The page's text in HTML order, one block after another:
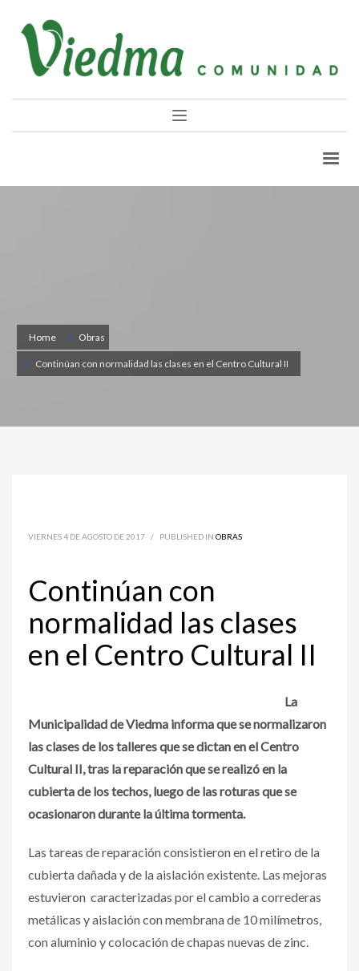
Home Obras
Continúan con normalidad las clases en el Centro Cultural II
VIERNES 4 DE AGOSTO DE 2017 / PUBLISHED IN OBRAS
Continúan con
normalidad las clases
en el Centro Cultural II
La
Municipalidad de Viedma informa que se normalizaron
las clases de los talleres que se dictan en el Centro
Cultural II, tras la reparación que se realizó en la
cubierta de los techos, luego de las roturas que se
ocasionaron durante la última tormenta.
Las tareas de reparación consistieron en el retiro de la
cubierta dañada y de la aislación existente. Las mejoras
estuvieron caracterizadas por el cambio a correderas
metálicas y aislación con membrana de 10 milímetros,
con aluminio y colocación de chapas nuevas de zinc.